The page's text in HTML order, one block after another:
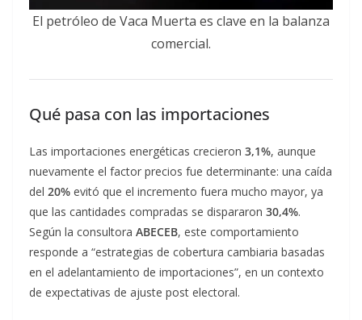
El petróleo de Vaca Muerta es clave en la balanza
comercial.
Qué pasa con las importaciones
Las importaciones energéticas crecieron 3,1%, aunque
nuevamente el factor precios fue determinante: una caída
del 20% evitó que el incremento fuera mucho mayor, ya
que las cantidades compradas se dispararon 30,4%.
Según la consultora ABECEB, este comportamiento
responde a “estrategias de cobertura cambiaria basadas
en el adelantamiento de importaciones”, en un contexto
de expectativas de ajuste post electoral.